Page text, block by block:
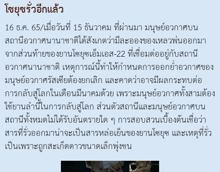
โซยุซรั่วอีกแล้ว
16 ธ.ค. 65/เมื่อวันที่ 15 ธันวาคม ที่ผ่านมา มนุษย์อวกาศบน
สถานีอวกาศนานาชาติได้สังเกตว่ามีละอองของเหลวพ่นออกมา
จากส่วนท้ายของยานโซยุซเอ็มเอส-22 ที่เชื่อมต่ออยู่กับสถานี
อวกาศนานาชาติ เหตุการณ์นี้ทำให้กำหนดการออกย่ำอวกาศของ
มนุษย์อวกาศรัสเซียต้องยกเลิก และคาดว่าอาจมีผลกระทบต่อ
การกลับสู่โลกในเดือนมีนาคมด้วย เพราะมนุษย์อวกาศทั้งสามต้อง
ใช้ยานลำนี้ในการกลับสู่โลก ส่วนตัวสถานีและมนุษย์อวกาศบน
สถานีทั้งหมดไม่ได้รับอันตรายใด ๆ การสอบสวนเบื้องต้นเชื่อว่า
สารที่รั่วออกมาน่าจะเป็นสารหล่อเย็นของยานโซยุซ และเหตุที่รั่ว
เป็นเพราะถูกสะเก็ดดาวขนาดเล็กพุ่งชน